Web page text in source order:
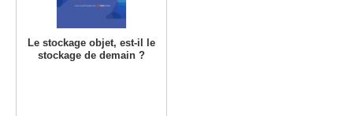
Le stockage objet, est-il le
stockage de demain ?